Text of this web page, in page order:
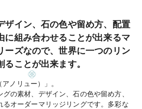
ザイン、石の色や留め方、配置
に組み合わせることが出来るマ
ーズなので、世界に一つのリン
ることが出来ます。
ノリュー）」。
の素材、デザイン、石の色や留め方、
るオーダーマリッジリングです。多彩な